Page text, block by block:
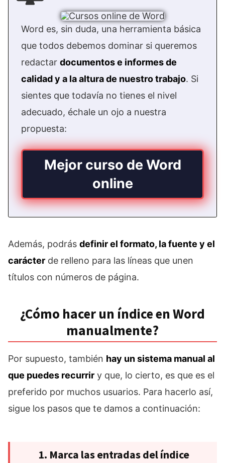
Word es, sin duda, una herramienta básica
que todos debemos dominar si queremos
redactar documentos e informes de
calidad y a la altura de nuestro trabajo. Si
sientes que todavía no tienes el nivel
adecuado, échale un ojo a nuestra
propuesta:
Mejor curso de Word
online
Además, podrás definir el formato, la fuente y el
carácter de relleno para las líneas que unen
títulos con números de página.
¿Cómo hacer un índice en Word
manualmente?
Por supuesto, también hay un sistema manual al
que puedes recurrir y que, lo cierto, es que es el
preferido por muchos usuarios. Para hacerlo así,
sigue los pasos que te damos a continuación:
1. Marca las entradas del índice